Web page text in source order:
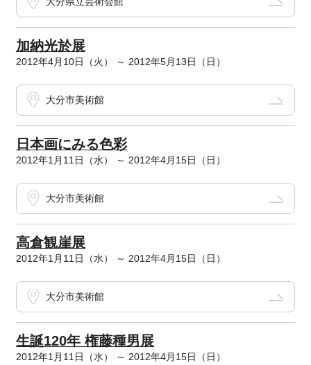
加納光於展
2012年4月10日（火） ～ 2012年5月13日（日）
大分市美術館
日本画にみる色彩
2012年1月11日（水） ～ 2012年4月15日（日）
大分市美術館
高倉観崖展
2012年1月11日（水） ～ 2012年4月15日（日）
大分市美術館
生誕120年 権藤種男展
2012年1月11日（水） ～ 2012年4月15日（日）